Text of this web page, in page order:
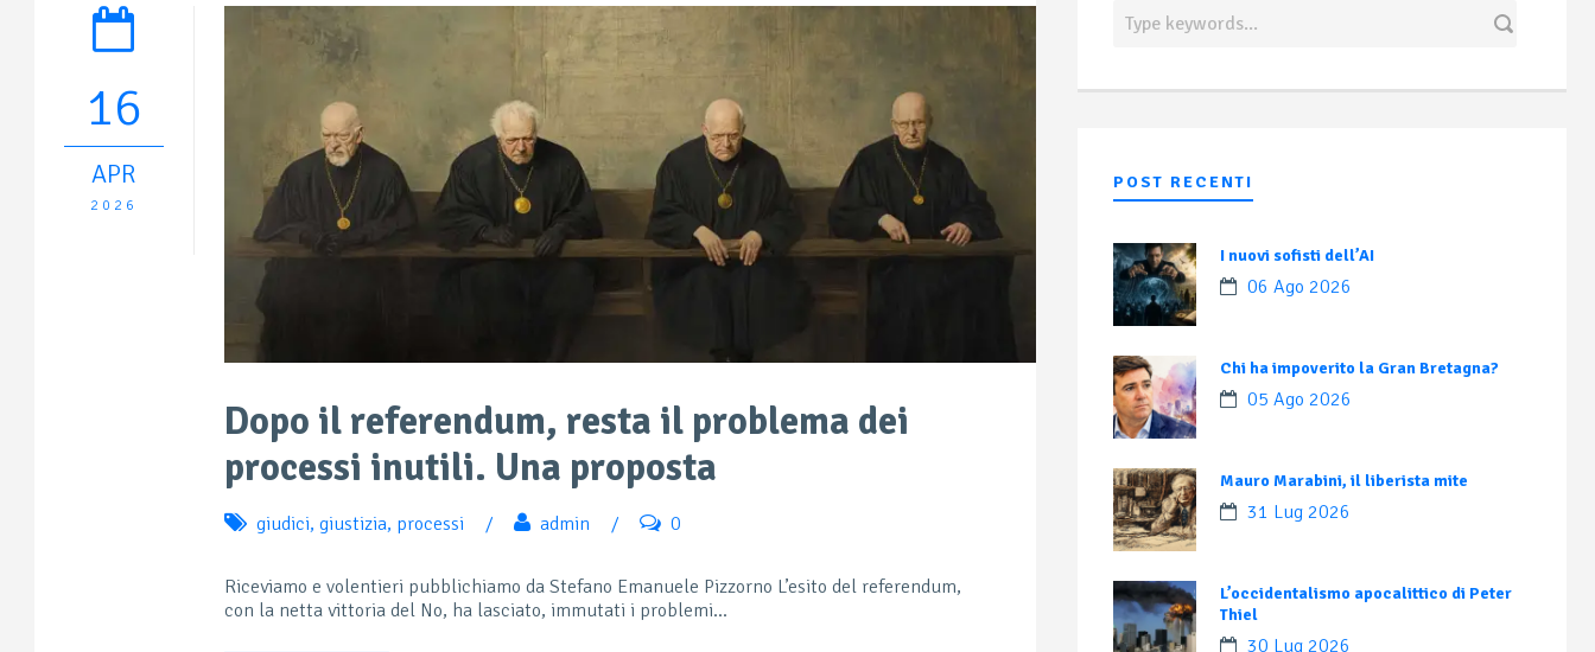
16
APR
2026
Dopo il referendum, resta il problema dei
processi inutili. Una proposta
giudici, giustizia, processi / admin / 0
Riceviamo e volentieri pubblichiamo da Stefano Emanuele Pizzorno L’esito del referendum,
con la netta vittoria del No, ha lasciato, immutati i problemi...
POST RECENTI
I nuovi sofisti dell’AI
06 Ago 2026
Chi ha impoverito la Gran Bretagna?
05 Ago 2026
Mauro Marabini, il liberista mite
31 Lug 2026
L’occidentalismo apocalittico di Peter
Thiel
30 Lug 2026